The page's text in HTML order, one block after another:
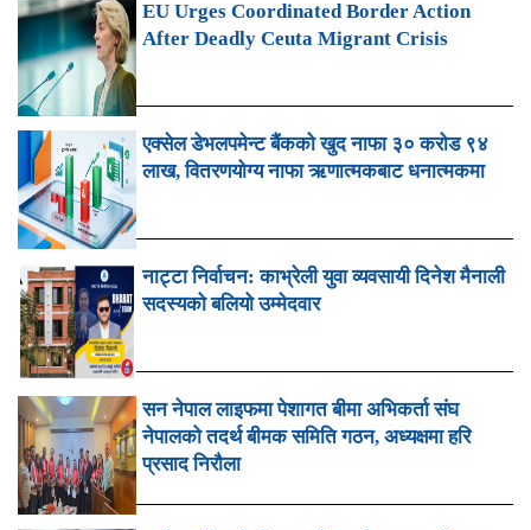
EU Urges Coordinated Border Action
After Deadly Ceuta Migrant Crisis
एक्सेल डेभलपमेन्ट बैंकको खुद नाफा ३० करोड ९४
लाख, वितरणयोग्य नाफा ऋणात्मकबाट धनात्मकमा
नाट्टा निर्वाचन: काभ्रेली युवा व्यवसायी दिनेश मैनाली
सदस्यको बलियो उम्मेदवार
सन नेपाल लाइफमा पेशागत बीमा अभिकर्ता संघ
नेपालको तदर्थ बीमक समिति गठन, अध्यक्षमा हरि
प्रसाद निरौला